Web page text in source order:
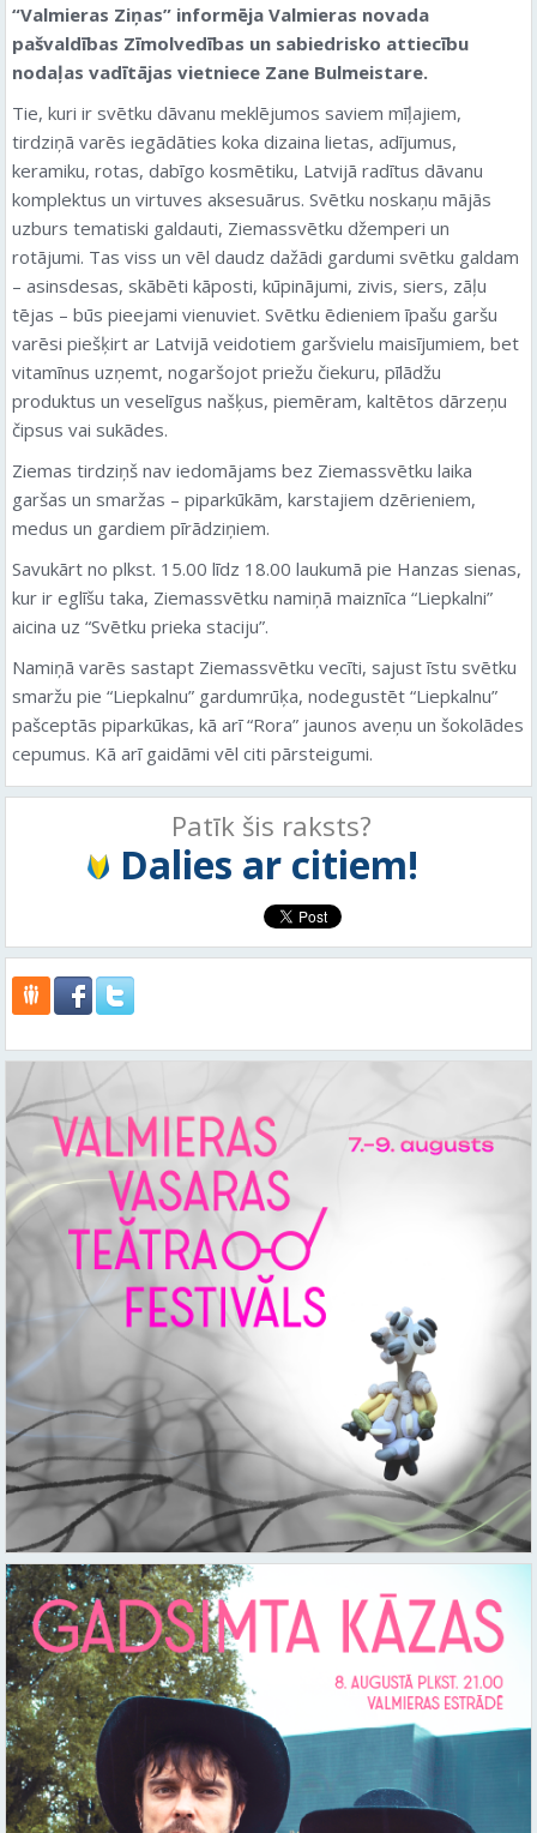
“Valmieras Ziņas” informēja Valmieras novada
pašvaldības Zīmolvedības un sabiedrisko attiecību
nodaļas vadītājas vietniece Zane Bulmeistare.
Tie, kuri ir svētku dāvanu meklējumos saviem mīļajiem,
tirdziņā varēs iegādāties koka dizaina lietas, adījumus,
keramiku, rotas, dabīgo kosmētiku, Latvijā radītus dāvanu
komplektus un virtuves aksesuārus. Svētku noskaņu mājās
uzburs tematiski galdauti, Ziemassvētku džemperi un
rotājumi. Tas viss un vēl daudz dažādi gardumi svētku galdam
– asinsdesas, skābēti kāposti, kūpinājumi, zivis, siers, zāļu
tējas – būs pieejami vienuviet. Svētku ēdieniem īpašu garšu
varēsi piešķirt ar Latvijā veidotiem garšvielu maisījumiem, bet
vitamīnus uzņemt, nogaršojot priežu čiekuru, pīlādžu
produktus un veselīgus našķus, piemēram, kaltētos dārzeņu
čipsus vai sukādes.
Ziemas tirdziņš nav iedomājams bez Ziemassvētku laika
garšas un smaržas – piparkūkām, karstajiem dzērieniem,
medus un gardiem pīrādziņiem.
Savukārt no plkst. 15.00 līdz 18.00 laukumā pie Hanzas sienas,
kur ir eglīšu taka, Ziemassvētku namiņā maiznīca “Liepkalni”
aicina uz “Svētku prieka staciju”.
Namiņā varēs sastapt Ziemassvētku vecīti, sajust īstu svētku
smaržu pie “Liepkalnu” gardumrūķa, nodegustēt “Liepkalnu”
pašceptās piparkūkas, kā arī “Rora” jaunos aveņu un šokolādes
cepumus. Kā arī gaidāmi vēl citi pārsteigumi.
Patīk šis raksts?
Dalies ar citiem!